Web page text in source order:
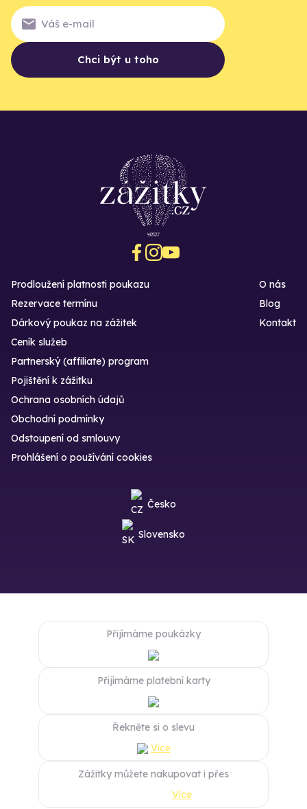
Chci být u toho
Prodloužení platnosti poukazu
Rezervace termínu
Dárkový poukaz na zážitek
O nás
Blog
Kontakt
Ceník služeb
Partnerský (affiliate) program
Pojištění k zážitku
Ochrana osobních údajů
Obchodní podmínky
Odstoupení od smlouvy
Prohlášení o používání cookies
Česko
Slovensko
Přijímáme poukázky
Přijímáme platební karty
Řekněte si o slevu
Více
Zážitky můžete nakupovat i přes
Více